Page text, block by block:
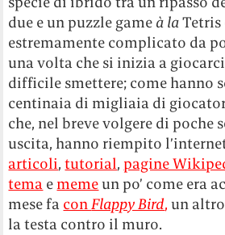
due e un puzzle game à laTetris
estremamente complicato da
una volta che si inizia a
difficile smettere; come hanno
centinaia di migliaia di
che, nel breve volgere di poche
uscita, hanno riempito
articoli,tutorial,pagine
tema e memeun po’ come era
mese fa conFlappy Bird, un
la testa contro il muro.